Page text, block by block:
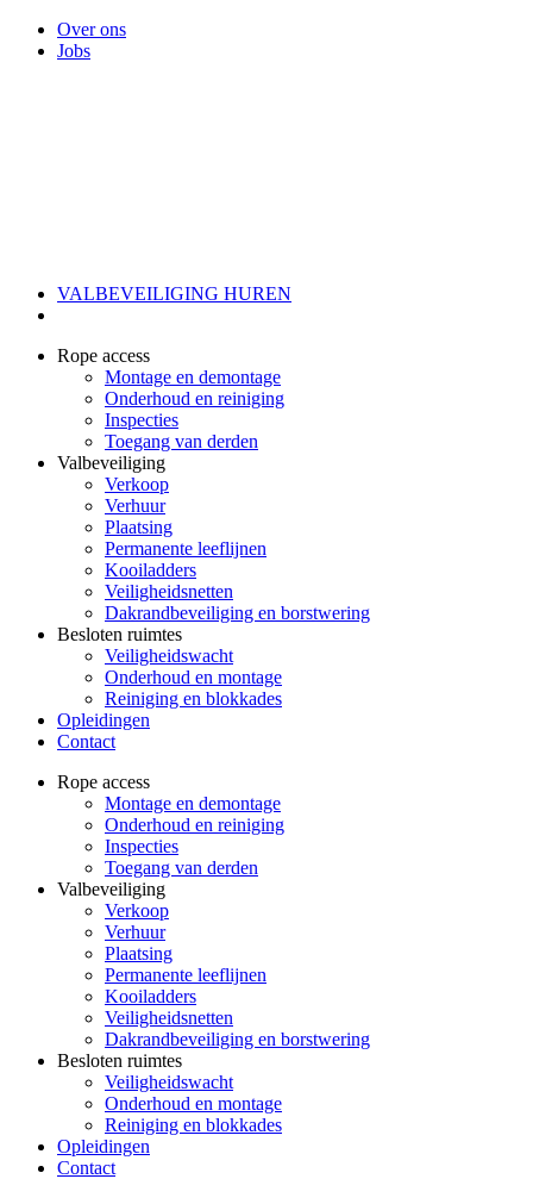
Over ons
Jobs
VALBEVEILIGING HUREN
Rope access
Montage en demontage
Onderhoud en reiniging
Inspecties
Toegang van derden
Valbeveiliging
Verkoop
Verhuur
Plaatsing
Permanente leeflijnen
Kooiladders
Veiligheidsnetten
Dakrandbeveiliging en borstwering
Besloten ruimtes
Veiligheidswacht
Onderhoud en montage
Reiniging en blokkades
Opleidingen
Contact
Rope access
Montage en demontage
Onderhoud en reiniging
Inspecties
Toegang van derden
Valbeveiliging
Verkoop
Verhuur
Plaatsing
Permanente leeflijnen
Kooiladders
Veiligheidsnetten
Dakrandbeveiliging en borstwering
Besloten ruimtes
Veiligheidswacht
Onderhoud en montage
Reiniging en blokkades
Opleidingen
Contact